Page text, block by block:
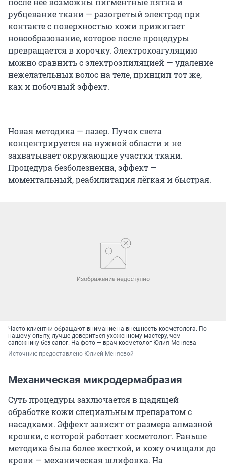
рубцевание ткани — разогретый электрод при
контакте с поверхностью кожи прижигает
новообразование, которое после процедуры
превращается в корочку. Электрокоагуляцию
можно сравнить с электроэпиляцией — удаление
нежелательных волос на теле, принцип тот же,
как и побочный эффект.
Новая методика — лазер. Пучок света
концентрируется на нужной области и не
захватывает окружающие участки ткани.
Процедура безболезненна, эффект —
моментальный, реабилитация лёгкая и быстрая.
Часто клиентки обращают внимание на внешность косметолога. По
нашему опыту, лучше довериться ухоженному мастеру, чем
сапожнику без сапог. На фото — врач-косметолог Юлия Меняева
Источник: предоставлено Юлией Меняевой
Механическая микродермабразия
Суть процедуры заключается в щадящей
обработке кожи специальным препаратом с
насадками. Эффект зависит от размера алмазной
крошки, с которой работает косметолог. Раньше
методика была более жесткой, и кожу очищали до
крови — механическая шлифовка. На